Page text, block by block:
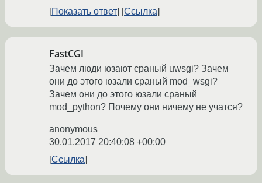
Показать ответ Ссылка
FastCGI
Зачем люди юзают сраный uwsgi? Зачем
они до этого юзали сраный mod_wsgi?
Зачем они до этого юзали сраный
mod_python? Почему они ничему не учатся?
anonymous
30.01.2017 20:40:08 +00:00
Ссылка